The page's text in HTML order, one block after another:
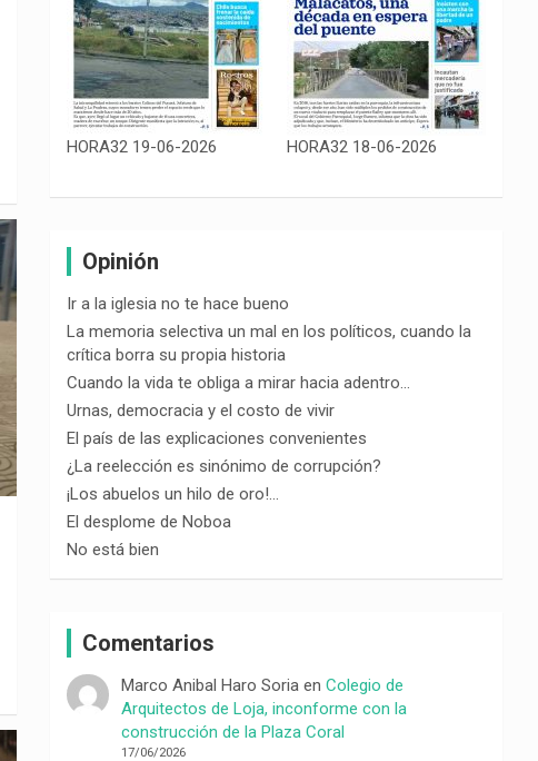
HORA32 19-06-2026 HORA32 18-06-2026
Opinión
Ir a la iglesia no te hace bueno
La memoria selectiva un mal en los políticos, cuando la
crítica borra su propia historia
Cuando la vida te obliga a mirar hacia adentro…
Urnas, democracia y el costo de vivir
El país de las explicaciones convenientes
¿La reelección es sinónimo de corrupción?
¡Los abuelos un hilo de oro!…
El desplome de Noboa
No está bien
Comentarios
Marco Anibal Haro Soria enColegio de
Arquitectos de Loja, inconforme con la
construcción de la Plaza Coral
17/06/2026